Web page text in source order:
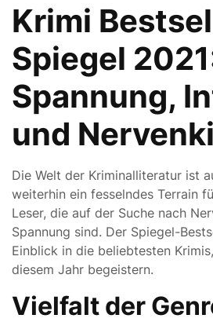
2026
Krimi
Spiegel
Spannung,
und
Die Welt der Kriminalliteratur ist
weiterhin ein fesselndes Terrain
Leser, die auf der Suche nach
Spannung sind. Der Spiegel-
Einblick in die beliebtesten
diesem Jahr begeistern.
Vielfalt der